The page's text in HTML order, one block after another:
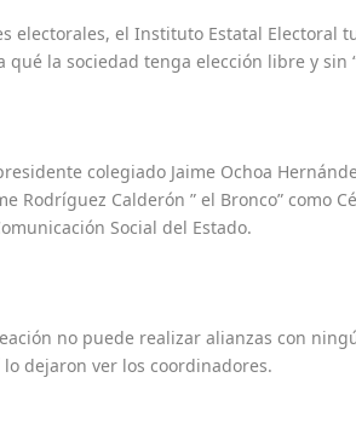
electorales, el Instituto Estatal Electoral
qué la sociedad tenga elección libre y sin
colegiado Jaime Ochoa
Rodríguez Calderón ” el Bronco” como
Social del Estado.
no puede realizar alianzas con
dejaron ver los coordinadores.